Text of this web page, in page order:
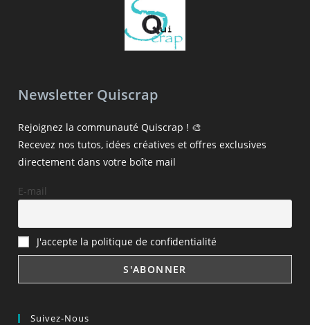
Newsletter Quiscrap
Rejoignez la communauté Quiscrap ! 🎨
Recevez nos tutos, idées créatives et offres exclusives
directement dans votre boîte mail
E-mail
J'accepte la politique de confidentialité
Suivez-Nous